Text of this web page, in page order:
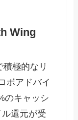
Wing
極的なリ
ボアドバイ
のキャッシ
還元が受